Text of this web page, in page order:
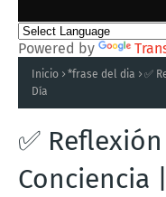
Powered by
Inicio *frase del dia
✅
Día
✅
Conciencia